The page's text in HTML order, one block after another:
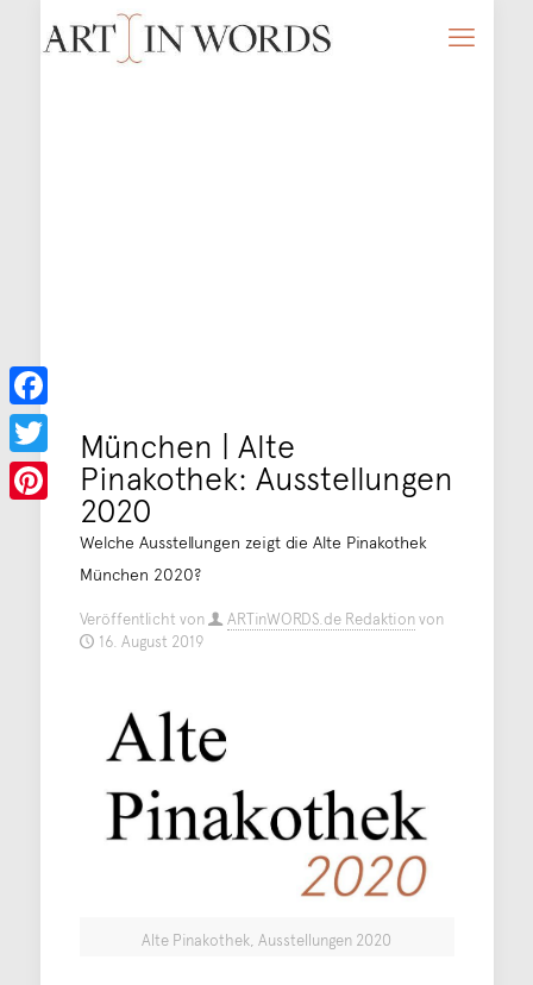
München | Alte
Pinakothek: Ausstellungen
2020
Welche Ausstellungen zeigt die Alte Pinakothek
München 2020?
Veröffentlicht von ARTinWORDS.de Redaktionvon
16. August 2019
Alte Pinakothek, Ausstellungen 2020
Facebook
Twitter